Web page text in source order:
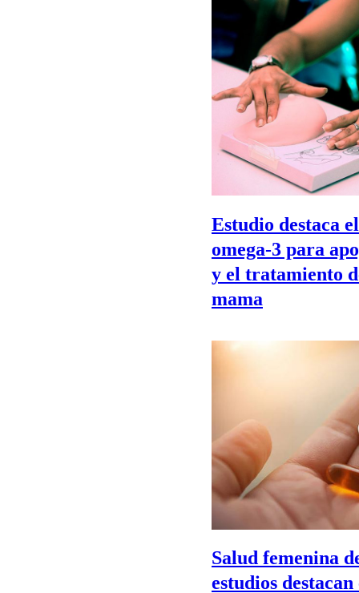
Estudio destaca
omega-3 para
y el tratamiento
mama
Salud femenina
estudios